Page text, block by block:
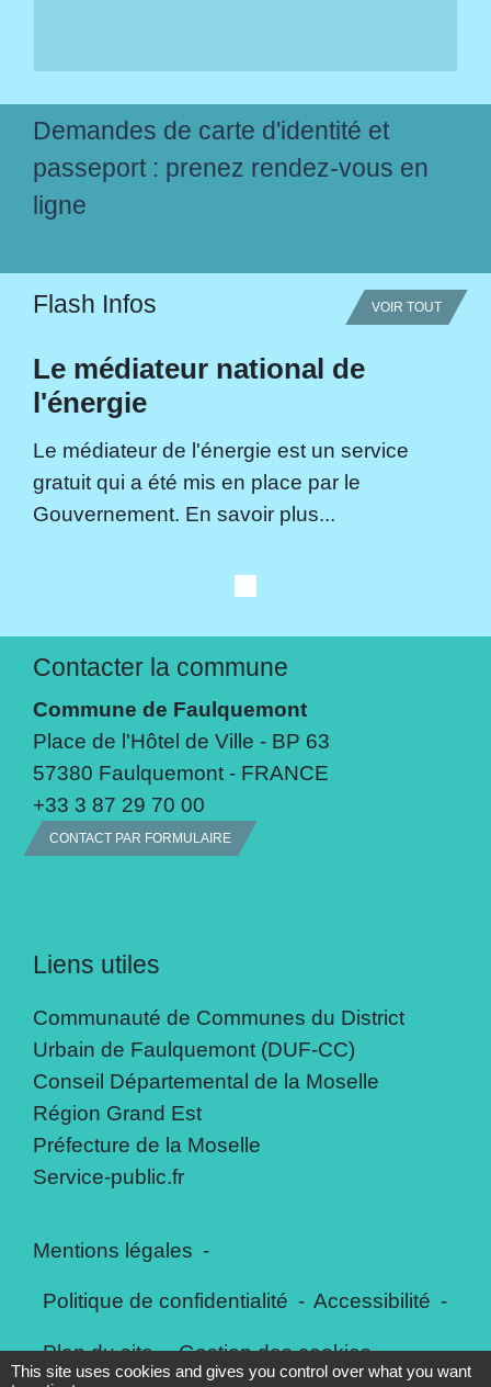
Demandes de carte d'identité et
passeport : prenez rendez-vous en
ligne
Flash Infos VOIR TOUT
Le médiateur national de
l'énergie
Le médiateur de l'énergie est un service
gratuit qui a été mis en place par le
Gouvernement. En savoir plus...
Contacter la commune
Commune de Faulquemont
Place de l'Hôtel de Ville - BP 63
57380 Faulquemont - FRANCE
+33 3 87 29 70 00
CONTACT PAR FORMULAIRE
Liens utiles
Communauté de Communes du District
Urbain de Faulquemont (DUF-CC)
Conseil Départemental de la Moselle
Région Grand Est
Préfecture de la Moselle
Service-public.fr
Mentions légales -
Politique de confidentialité - Accessibilité -
Plan du site - Gestion des cookies
This site uses cookies and gives you control over what you want